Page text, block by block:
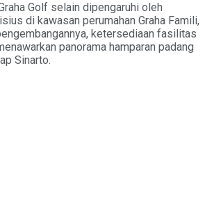
Golf selain dipengaruhi oleh
di kawasan perumahan Graha Famili,
ketersediaan fasilitas
panorama hamparan padang
Sinarto.